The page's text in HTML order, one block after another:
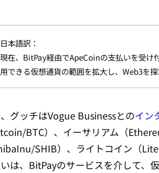
日本語訳：
現在、BitPay経由でApeCoinの支払いを受け
用できる仮想通貨の範囲を拡大し、Web3を
グッチはVogue Businessとのイン
BTC）、イーサリアム（
SHIB）、ライトコイン（
は、BitPayのサービスを介して、